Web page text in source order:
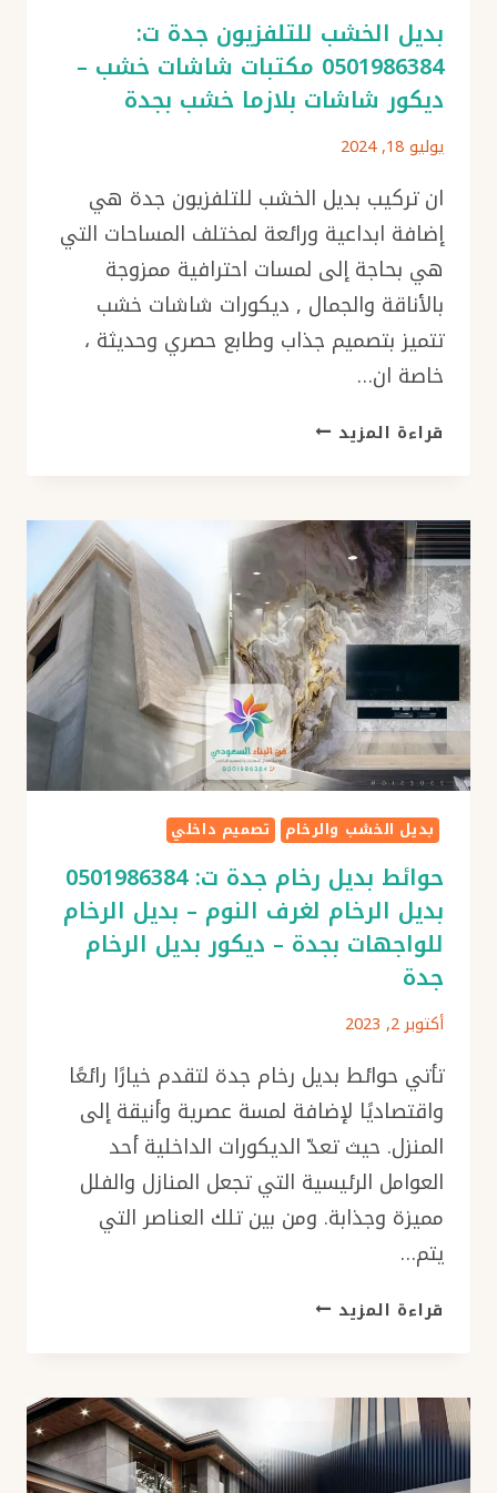
بديل الخشب للتلفزيون جدة ت:
0501986384 مكتبات شاشات خشب –
ديكور شاشات بلازما خشب بجدة
يوليو 18, 2024
ان تركيب بديل الخشب للتلفزيون جدة هي
إضافة ابداعية ورائعة لمختلف المساحات التي
هي بحاجة إلى لمسات احترافية ممزوجة
بالأناقة والجمال , ديكورات شاشات خشب
تتميز بتصميم جذاب وطابع حصري وحديثة ،
خاصة ان…
قراءة المزيد بديل
ت:
0501986384
مكتبات
شاشات
خشب
–
ديكور
شاشات
بلازما
خشب
بجدة
بديل الخشب والرخام تصميم داخلي
حوائط بديل رخام جدة ت: 0501986384
بديل الرخام لغرف النوم – بديل الرخام
للواجهات بجدة – ديكور بديل الرخام
جدة
أكتوبر 2, 2023
تأتي حوائط بديل رخام جدة لتقدم خيارًا رائعًا
واقتصاديًا لإضافة لمسة عصرية وأنيقة إلى
المنزل. حيث تعدّ الديكورات الداخلية أحد
العوامل الرئيسية التي تجعل المنازل والفلل
مميزة وجذابة. ومن بين تلك العناصر التي
يتم…
قراءة المزيد حوائط
ت:
0501986384
بديل